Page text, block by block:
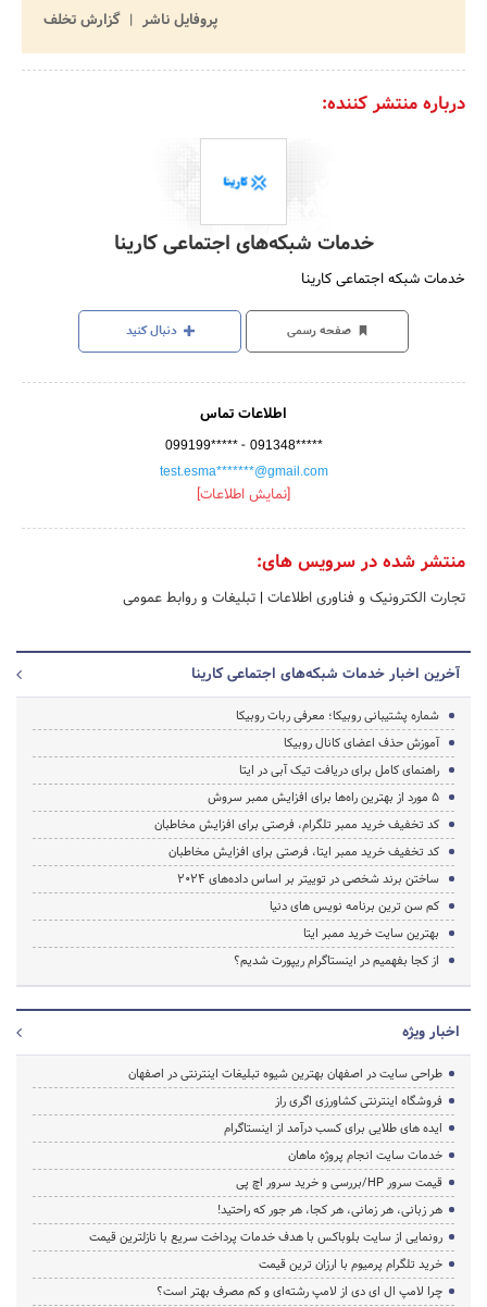
پروفایل ناشر گزارش تخلف
درباره منتشر کننده:
خدمات شبکه‌های اجتماعی کارینا
خدمات شبکه اجتماعی کارینا
صفحه رسمی دنبال کنید
اطلاعات تماس
099199***** - 091348*****
test.esma*******@gmail.com
[نمایش اطلاعات]
منتشر شده در سرویس های:
تجارت الکترونیک و فناوری اطلاعات | تبلیغات و روابط عمومی
آخرین اخبار خدمات شبکه‌های اجتماعی کارینا
شماره پشتیبانی روبیکا؛ معرفی ربات روبیکا
آموزش حذف اعضای کانال روبیکا
راهنمای کامل برای دریافت تیک آبی در ایتا
۵ مورد از بهترین راه‌ها برای افزایش ممبر سروش
کد تخفیف خرید ممبر تلگرام، فرصتی برای افزایش مخاطبان
کد تخفیف خرید ممبر ایتا، فرصتی برای افزایش مخاطبان
ساختن برند شخصی در توییتر بر اساس داده‌های 2024
کم‌ سن ترین برنامه نویس‌ های دنیا
بهترین سایت خرید ممبر ایتا
از کجا بفهمیم در اینستاگرام ریپورت شدیم؟
اخبار ویژه
طراحی سایت در اصفهان بهترین شیوه تبلیغات اینترنتی در اصفهان
فروشگاه اینترنتی کشاورزی اگری راز
ایده های طلایی برای کسب درآمد از اینستاگرام
خدمات سایت انجام پروژه ماهان
قیمت سرور HP/بررسی و خرید سرور اچ پی
هر زبانی، هر زمانی، هر کجا، هر جور که راحتید!
رونمایی از سایت بلوباکس با هدف خدمات پرداخت سریع با نازلترین قیمت
خرید تلگرام پرمیوم با ارزان ترین قیمت
چرا لامپ ال ای دی از لامپ رشته‌ای و کم مصرف بهتر است؟